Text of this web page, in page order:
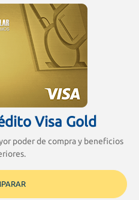
Visa Gold
poder de compra y beneficios